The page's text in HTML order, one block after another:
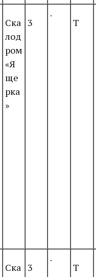
Ска
лод
ром
«Я
ще
рка
»
3
.
Т
Ска 3
.
Т